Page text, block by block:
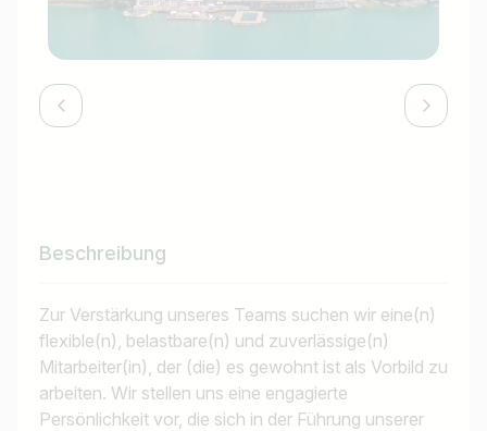
Beschreibung
Zur Verstärkung unseres Teams suchen wir eine(n)
flexible(n), belastbare(n) und zuverlässige(n)
Mitarbeiter(in), der (die) es gewohnt ist als Vorbild zu
arbeiten. Wir stellen uns eine engagierte
Persönlichkeit vor, die sich in der Führung unserer